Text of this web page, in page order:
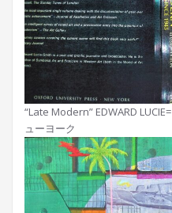
“Late Modern” EDWARD
ューヨーク